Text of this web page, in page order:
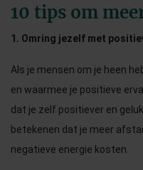
10 tips om
1. Omring jezelf met
Als je mensen om je heen
en waarmee je positieve
dat je zelf positiever en
betekenen dat je meer
negatieve energie kosten.